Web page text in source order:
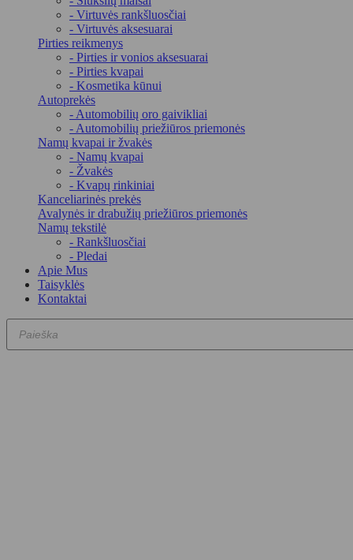
- Virtuvės rankšluosčiai
- Virtuvės aksesuarai
Pirties reikmenys
- Pirties ir vonios aksesuarai
- Pirties kvapai
- Kosmetika kūnui
Autoprekės
- Automobilių oro gaivikliai
- Automobilių priežiūros priemonės
Namų kvapai ir žvakės
- Namų kvapai
- Žvakės
- Kvapų rinkiniai
Kanceliarinės prekės
Avalynės ir drabužių priežiūros priemonės
Namų tekstilė
- Rankšluosčiai
- Pledai
Apie Mus
Taisyklės
Kontaktai
Products
search